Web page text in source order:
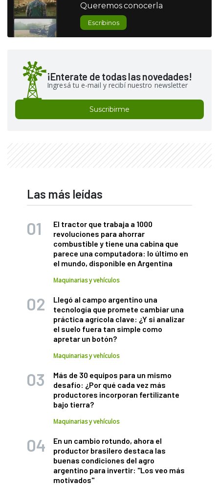
Queremos conocerla
Escribinos
¡Enterate de todas las novedades!
Ingresá tu e-mail y recibí nuestro newsletter
Suscribirme
Las más leídas
El tractor que trabaja a 1000
revoluciones para ahorrar
combustible y tiene una cabina que
parece una computadora: lo último en
el mundo, disponible en Argentina
Maquinarias y vehículos
Llegó al campo argentino una
tecnología que promete cambiar una
práctica agrícola clave: ¿Y si analizar
el suelo fuera tan simple como
apretar un botón?
Maquinarias y vehículos
Más de 30 equipos para un mismo
desafío: ¿Por qué cada vez más
productores incorporan fertilizante
bajo tierra?
Maquinarias y vehículos
En un cambio rotundo, ahora el
productor brasilero destaca las
buenas condiciones del agro
argentino para invertir: "Los veo más
motivados"